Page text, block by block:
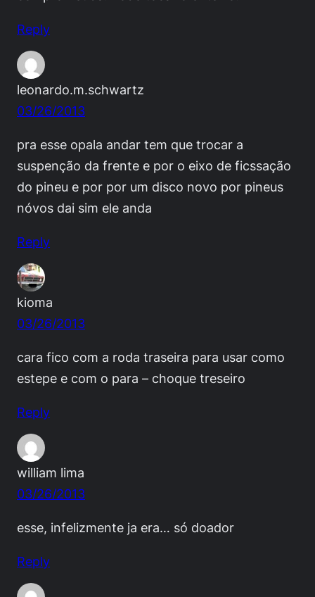
Reply
leonardo.m.schwartz
03/26/2013
pra esse opala andar tem que trocar a
suspenção da frente e por o eixo de ficssação
do pineu e por por um disco novo por pineus
nóvos dai sim ele anda
Reply
kioma
03/26/2013
cara fico com a roda traseira para usar como
estepe e com o para – choque treseiro
Reply
william lima
03/26/2013
esse, infelizmente ja era… só doador
Reply